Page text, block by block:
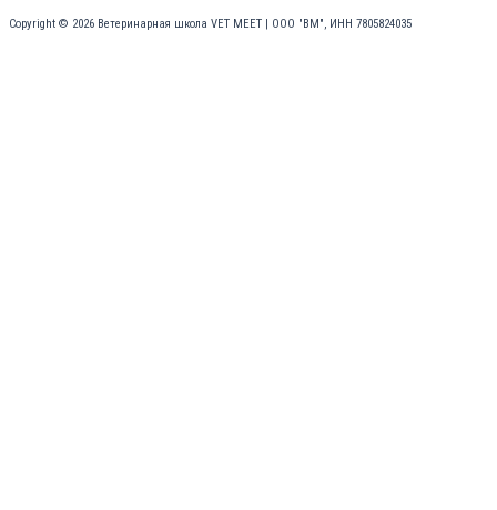
Copyright © 2026 Ветеринарная школа VET MEET | ООО "ВМ", ИНН 7805824035